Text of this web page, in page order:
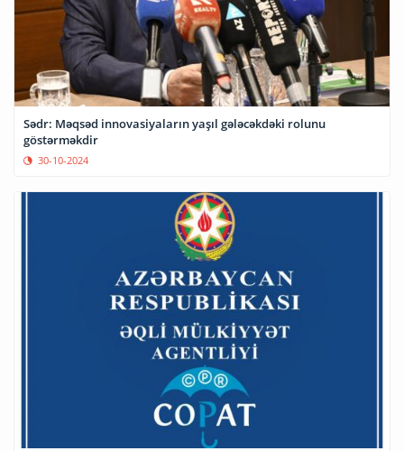
Sədr: Məqsəd innovasiyaların yaşıl gələcəkdəki rolunu
göstərməkdir
30-10-2024